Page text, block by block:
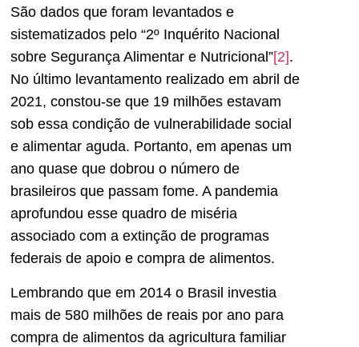
São dados que foram levantados e
sistematizados pelo “2º Inquérito Nacional
sobre Segurança Alimentar e Nutricional”[2].
No último levantamento realizado em abril de
2021, constou-se que 19 milhões estavam
sob essa condição de vulnerabilidade social
e alimentar aguda. Portanto, em apenas um
ano quase que dobrou o número de
brasileiros que passam fome. A pandemia
aprofundou esse quadro de miséria
associado com a extinção de programas
federais de apoio e compra de alimentos.
Lembrando que em 2014 o Brasil investia
mais de 580 milhões de reais por ano para
compra de alimentos da agricultura familiar